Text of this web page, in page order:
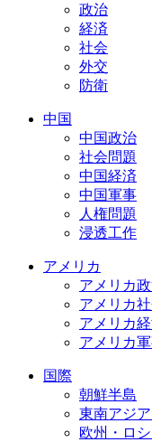
政治
経済
社会
外交
防衛
中国
中国政治
社会問題
中国経済
中国軍事
人権問題
浸透工作
アメリカ
アメリカ
アメリカ
アメリカ
アメリカ
国際
朝鮮半島
東南アジ
欧州・ロ